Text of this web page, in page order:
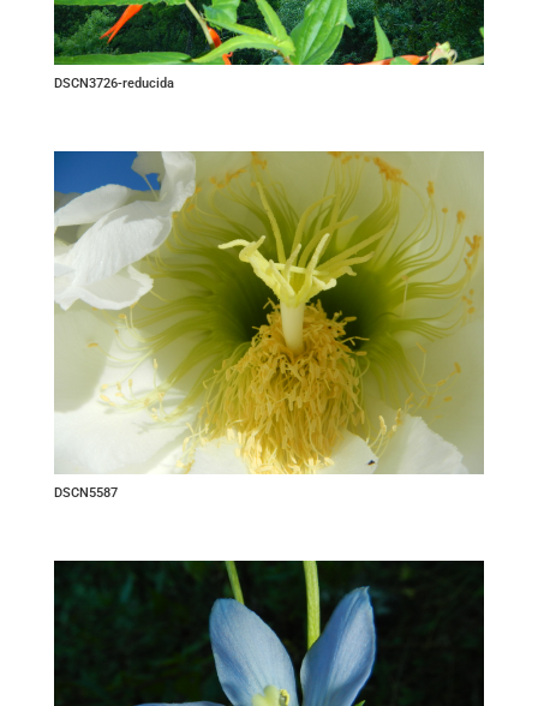
DSCN3726-reducida
DSCN5587